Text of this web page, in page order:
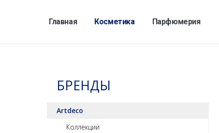
Главная Косметика Парфюмерия
БРЕНДЫ
Artdeco
Коллекции